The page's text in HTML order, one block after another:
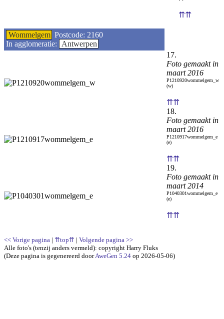
⇈⇈
Wommelgem Postcode: 2160
In agglomeratie:
Antwerpen
17.
Foto gemaakt in
maart 2016
P1210920wommelgem_w
(w)
⇈⇈
18.
Foto gemaakt in
maart 2016
P1210917wommelgem_e
(e)
⇈⇈
19.
Foto gemaakt in
maart 2014
P1040301wommelgem_e
(e)
⇈⇈
<< Vorige pagina | ⇈top⇈ | Volgende pagina >>
Alle foto's (tenzij anders vermeld): copyright Harry Fluks
(Deze pagina is gegenereerd doorAweGen 5.24 op 2026-05-06)